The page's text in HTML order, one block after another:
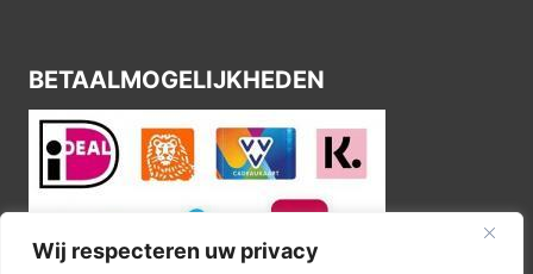
Wij respecteren uw privacy
BETAALMOGELIJKHEDEN